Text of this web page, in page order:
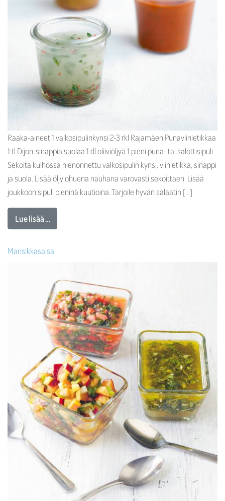
Raaka-aineet 1 valkosipulinkynsi 2-3 rkl Rajamäen Punaviinietikkaa
1 tl Dijon-sinappia suolaa 1 dl oliiviöljyä 1 pieni puna- tai salottisipuli
Sekoita kulhossa hienonnettu valkosipulin kynsi, viinietikka, sinappi
ja suola. Lisää öljy ohuena nauhana varovasti sekoittaen. Lisää
joukkoon sipuli pieninä kuutioina. Tarjoile hyvän salaatin […]
Lue lisää …
Mansikkasalsa